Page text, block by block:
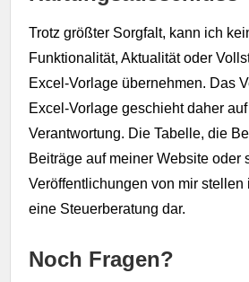
Trotz größter Sorgfalt, kann ich
Funktionalität, Aktualität oder
Excel-Vorlage übernehmen. Das
Excel-Vorlage geschieht daher
Verantwortung. Die Tabelle, die
Beiträge auf meiner Website oder
Veröffentlichungen von mir stellen
eine Steuerberatung dar.
Noch Fragen?